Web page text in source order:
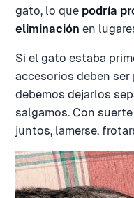
gato, lo que podría
eliminación en
Si el gato estaba
accesorios deben
debemos dejarlos
salgamos. Con
juntos, lamerse,